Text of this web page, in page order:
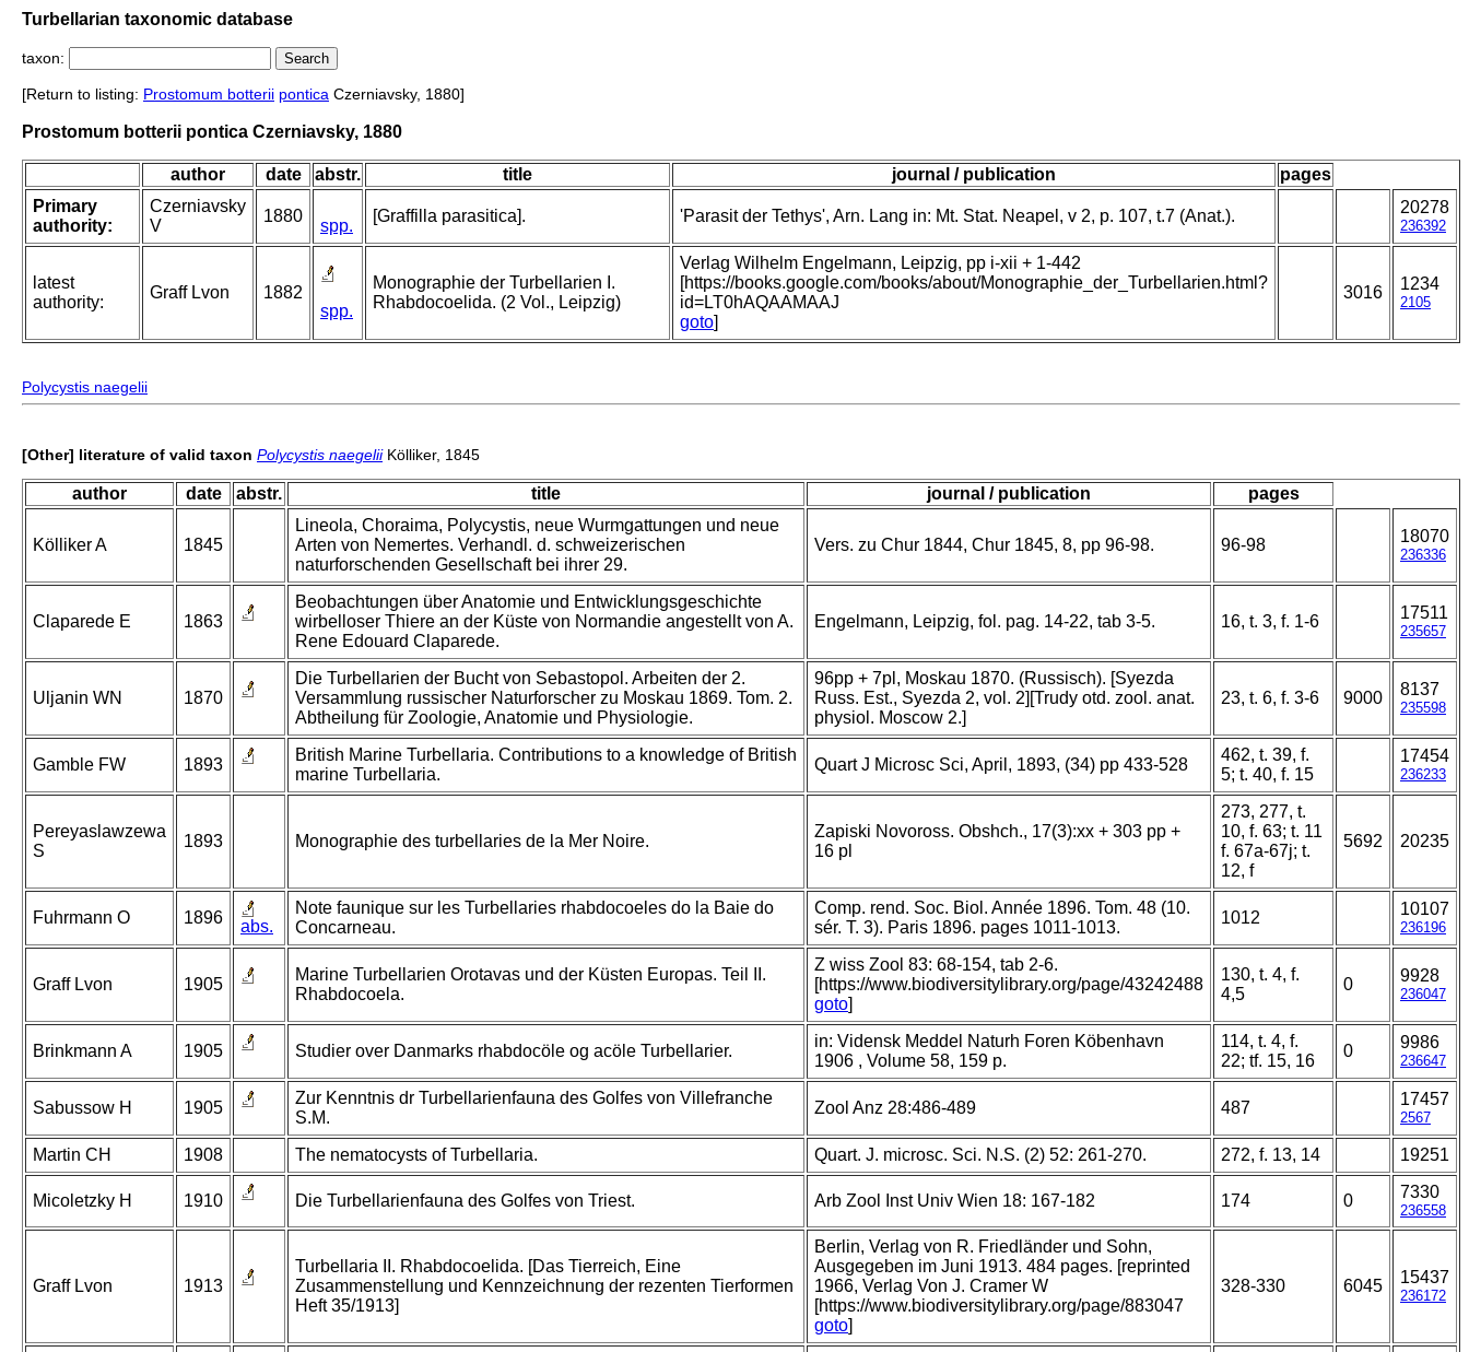
Turbellarian taxonomic database
taxon:
[Return to listing: Prostomum botterii pontica Czerniavsky, 1880]
Prostomum botterii pontica Czerniavsky, 1880
author date abstr. title journal / publication
pages
Primary
authority:
Czerniavsky
V
1880
spp.
[Graffilla parasitica]. 'Parasit der Tethys', Arn. Lang in: Mt. Stat. Neapel, v 2, p. 107, t.7 (Anat.). 20278
236392
latest
authority:
Graff Lvon
1882
spp.
Monographie der Turbellarien I.
Rhabdocoelida. (2 Vol., Leipzig)
Verlag Wilhelm Engelmann, Leipzig, pp i-xii + 1-442
[https://books.google.com/books/about/Monographie_der_Turbellarien.html?
id=LT0hAQAAMAAJ
goto]
3016 1234
2105
Polycystis naegelii
[Other] literature of valid taxon Polycystis naegeliiKölliker, 1845
author date abstr. title journal / publication pages
Kölliker A 1845
Lineola, Choraima, Polycystis, neue Wurmgattungen und neue
Arten von Nemertes. Verhandl. d. schweizerischen
naturforschenden Gesellschaft bei ihrer 29.
Vers. zu Chur 1844, Chur 1845, 8, pp 96-98. 96-98 18070
236336
Claparede E 1863
Beobachtungen über Anatomie und Entwicklungsgeschichte
wirbelloser Thiere an der Küste von Normandie angestellt von A.
Rene Edouard Claparede.
Engelmann, Leipzig, fol. pag. 14-22, tab 3-5. 16, t. 3, f. 1-6 17511
235657
Uljanin WN 1870
Die Turbellarien der Bucht von Sebastopol. Arbeiten der 2.
Versammlung russischer Naturforscher zu Moskau 1869. Tom. 2.
Abtheilung für Zoologie, Anatomie und Physiologie.
96pp + 7pl, Moskau 1870. (Russisch). [Syezda
Russ. Est., Syezda 2, vol. 2][Trudy otd. zool. anat.
physiol. Moscow 2.]
23, t. 6, f. 3-6 9000 8137
235598
Gamble FW 1893
British Marine Turbellaria. Contributions to a knowledge of British
marine Turbellaria.
Quart J Microsc Sci, April, 1893, (34) pp 433-528
462, t. 39, f.
5; t. 40, f. 15
17454
236233
Pereyaslawzewa
S
1893 Monographie des turbellaries de la Mer Noire.
Zapiski Novoross. Obshch., 17(3):xx + 303 pp +
16 pl
273, 277, t.
10, f. 63; t. 11
f. 67a-67j; t.
12, f
5692 20235
Fuhrmann O 1896 abs.
Note faunique sur les Turbellaries rhabdocoeles do la Baie do
Concarneau.
Comp. rend. Soc. Biol. Année 1896. Tom. 48 (10.
sér. T. 3). Paris 1896. pages 1011-1013.
1012 10107
236196
Graff Lvon 1905
Marine Turbellarien Orotavas und der Küsten Europas. Teil II.
Rhabdocoela.
Z wiss Zool 83: 68-154, tab 2-6.
[https://www.biodiversitylibrary.org/page/43242488
goto]
130, t. 4, f.
4,5
0 9928
236047
Brinkmann A 1905 Studier over Danmarks rhabdocöle og acöle Turbellarier.
in: Vidensk Meddel Naturh Foren Köbenhavn
1906 , Volume 58, 159 p.
114, t. 4, f.
22; tf. 15, 16
0 9986
236647
Sabussow H 1905
Zur Kenntnis dr Turbellarienfauna des Golfes von Villefranche
S.M.
Zool Anz 28:486-489 487 17457
2567
Martin CH 1908 The nematocysts of Turbellaria. Quart. J. microsc. Sci. N.S. (2) 52: 261-270. 272, f. 13, 14 19251
Micoletzky H 1910 Die Turbellarienfauna des Golfes von Triest. Arb Zool Inst Univ Wien 18: 167-182 174 0 7330
236558
Graff Lvon 1913
Turbellaria II. Rhabdocoelida. [Das Tierreich, Eine
Zusammenstellung und Kennzeichnung der rezenten Tierformen
Heft 35/1913]
Berlin, Verlag von R. Friedländer und Sohn,
Ausgegeben im Juni 1913. 484 pages. [reprinted
1966, Verlag Von J. Cramer W
[https://www.biodiversitylibrary.org/page/883047
goto]
328-330 6045 15437
236172